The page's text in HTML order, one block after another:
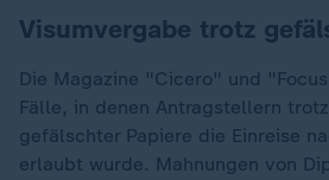
Visumvergabe trotz
Die Magazine "Cicero" und
Fälle, in denen Antragstellern
gefälschter Papiere die Einreise
erlaubt wurde. Mahnungen von